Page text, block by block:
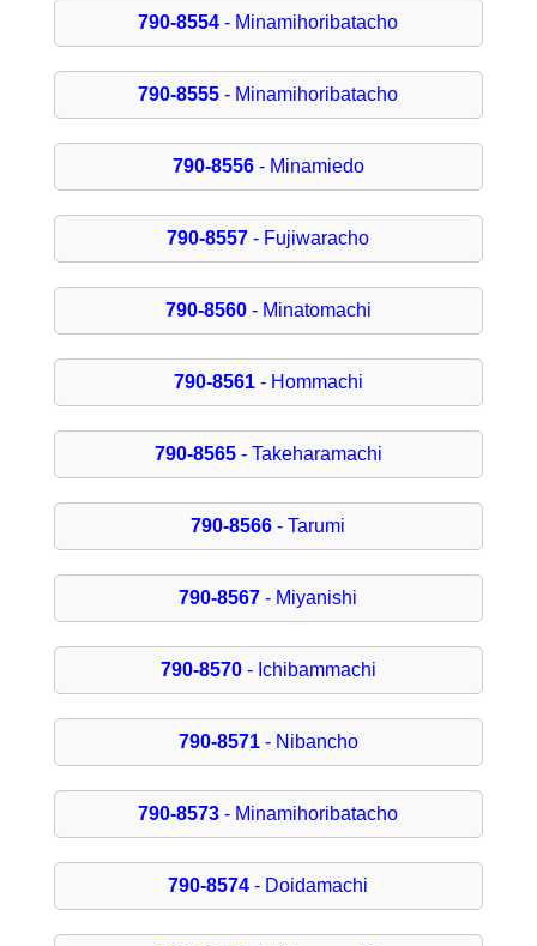
790-8554 - Minamihoribatacho
790-8555 - Minamihoribatacho
790-8556- Minamiedo
790-8557 - Fujiwaracho
790-8560- Minatomachi
790-8561- Hommachi
790-8565- Takeharamachi
790-8566 - Tarumi
790-8567 - Miyanishi
790-8570- Ichibammachi
790-8571- Nibancho
790-8573 - Minamihoribatacho
790-8574 - Doidamachi